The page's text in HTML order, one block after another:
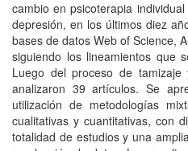
cambio en psicoterapia
depresión, en los últimos diez
bases de datos Web of Science,
siguiendo los lineamientos que
Luego del proceso de
analizaron 39 artículos. Se
utilización de metodologías
cualitativas y cuantitativas, con
totalidad de estudios y una